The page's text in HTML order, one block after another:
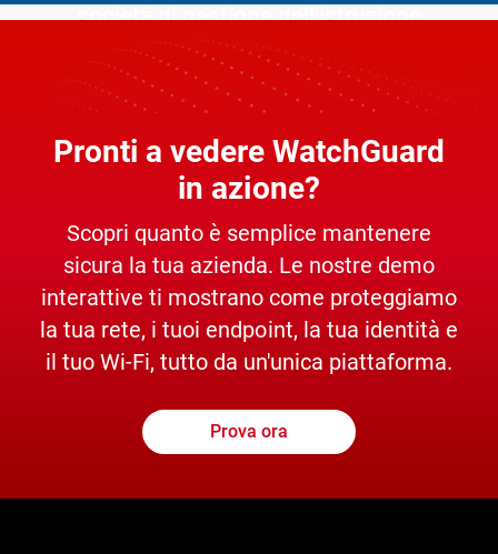
società di gestione dell'istruzione
Leggi la recensione completa >
Pronti a vedere WatchGuard
in azione?
Scopri quanto è semplice mantenere
sicura la tua azienda. Le nostre demo
interattive ti mostrano come proteggiamo
la tua rete, i tuoi endpoint, la tua identità e
il tuo Wi-Fi, tutto da un'unica piattaforma.
Prova ora